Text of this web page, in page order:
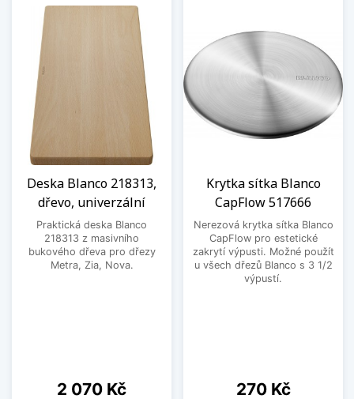
Deska Blanco 218313,
dřevo, univerzální
Praktická deska Blanco
218313 z masivního
bukového dřeva pro dřezy
Metra, Zia, Nova.
Cena
2 070 Kč
Krytka sítka Blanco
CapFlow 517666
Nerezová krytka sítka Blanco
CapFlow pro estetické
zakrytí výpusti. Možné použít
u všech dřezů Blanco s 3 1/2
výpustí.
Cena
270 Kč